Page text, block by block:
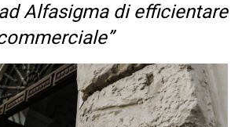
Alfasigma di efficientare